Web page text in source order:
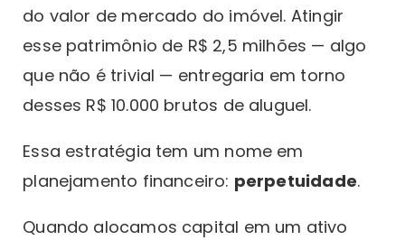
do valor de mercado do imóvel. Atingir
esse patrimônio de R$ 2,5 milhões — algo
que não é trivial — entregaria em torno
desses R$ 10.000 brutos de aluguel.
Essa estratégia tem um nome em
planejamento financeiro: perpetuidade.
Quando alocamos capital em um ativo